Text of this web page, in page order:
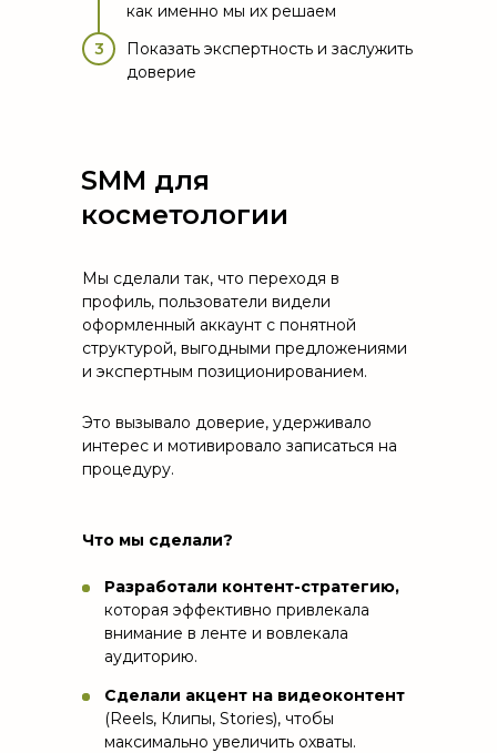
как именно мы их решаем
Показать экспертность и заслужить
доверие
3
SMM для
косметологии
Сделали акцент на видеоконтент
(Reels, Клипы, Stories), чтобы
максимально увеличить охваты.
Разработали контент-стратегию,
которая эффективно привлекала
внимание в ленте и вовлекала
аудиторию.
Что мы сделали?
Мы сделали так, что переходя в
профиль, пользователи видели
оформленный аккаунт с понятной
структурой, выгодными предложениями
и экспертным позиционированием.
Это вызывало доверие, удерживало
интерес и мотивировало записаться на
процедуру.